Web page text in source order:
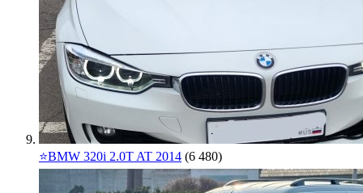
⭐️BMW 320i 2.0T AT 2014 (6 480)